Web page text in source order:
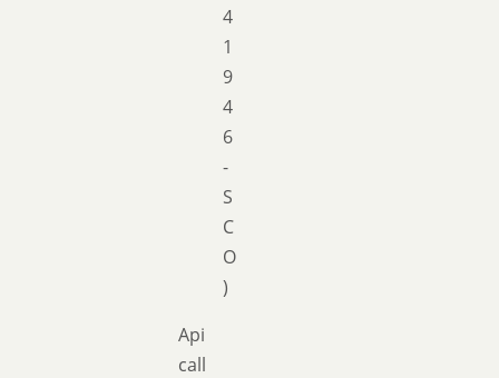
4
1
9
4
6
-
S
C
O
)
Api
call